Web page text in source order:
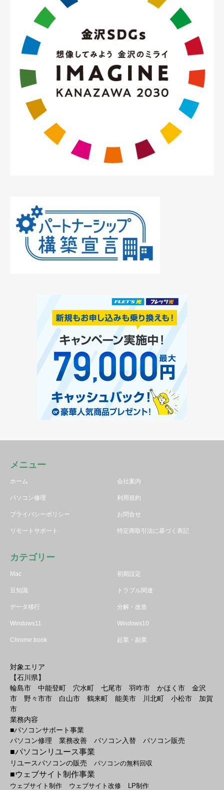
メニュー
ホーム 会社案内
パソコン修理 利用規約
プライバシーポリシー お問合せ
リモートサポート 特定商取引法に基づく表記
カテゴリー
Mac 初期設定
豆知識 トラブル関連
データ移行 分解・改造
Windows11 Windows10
Chrome book 起業・副業
対象エリア
【石川県】
輪島市 中能登町 穴水町 七尾市 羽咋市 かほく市 金沢
市 野々市市 白山市 鶴来町 能美市 川北町 小松市 加賀
市
業務内容
■パソコンサポート事業
パソコン修理 業務改善 パソコン入替 パソコン販売
■パソコンリユース事業
リユースパソコンの販売 パソコンの無料回収
■ウェブサイト制作事業
ウェブサイト制作 ウェブサイト改修 LP制作